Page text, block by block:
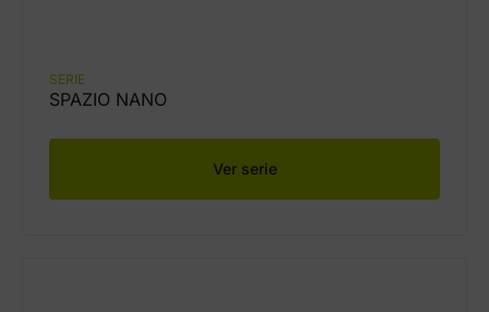
SERIE
SPAZIO NANO
Ver serie